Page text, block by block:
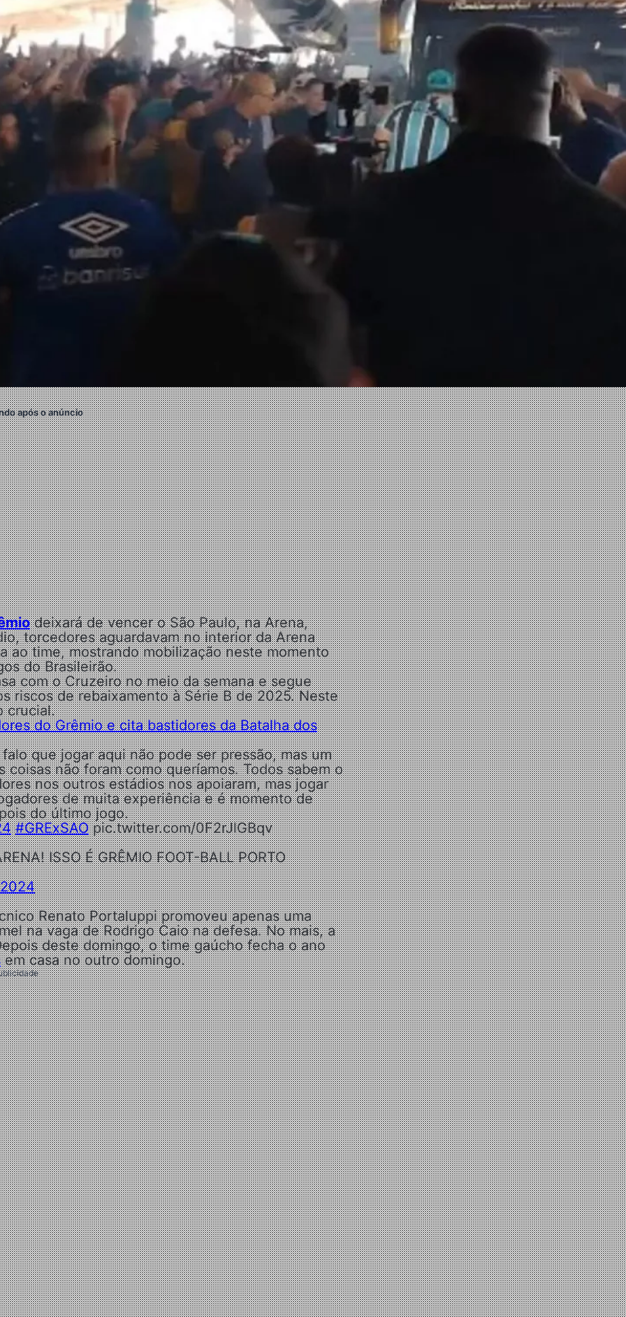
após o anúncio
deixará de vencer o São Paulo, na Arena,
torcedores aguardavam no interior da Arena
ao time, mostrando mobilização neste momento
do Brasileirão.
com o Cruzeiro no meio da semana e segue
riscos de rebaixamento à Série B de 2025. Neste
crucial.
do Grêmio e cita bastidores da Batalha dos
que jogar aqui não pode ser pressão, mas um
não foram como queríamos. Todos sabem o
nos outros estádios nos apoiaram, mas jogar
de muita experiência e é momento de
do último jogo.
#GRExSAOpic.twitter.com/0F2rJlGBqv
ISSO É GRÊMIO FOOT-BALL PORTO
Renato Portaluppi promoveu apenas uma
na vaga de Rodrigo Caio na defesa. No mais, a
deste domingo, o time gaúcho fecha o ano
em casa no outro domingo.